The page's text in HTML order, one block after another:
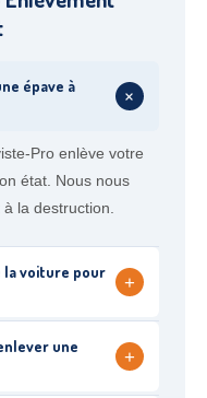
épave à
+
Pro enlève votre
état. Nous nous
la destruction.
la voiture pour
+
une
+